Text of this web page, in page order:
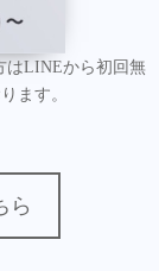
はLINEから初回無
ます。
ら